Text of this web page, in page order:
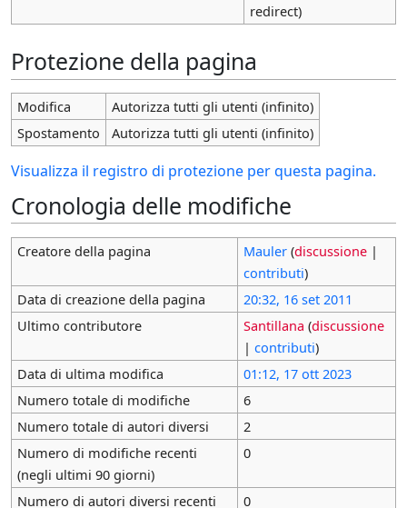
redirect)
Protezione della pagina
Modifica
Autorizza tutti gli utenti (infinito)
Spostamento
Autorizza tutti gli utenti (infinito)
Visualizza il registro di protezione per questa pagina.
Cronologia delle modifiche
Creatore della pagina Mauler (discussione|
contributi)
Data di creazione della pagina
20:32, 16 set 2011
Ultimo contributore
Santillana (discussione
| contributi)
Data di ultima modifica
01:12, 17 ott 2023
Numero totale di modifiche
6
Numero totale di autori diversi
2
Numero di modifiche recenti
(negli ultimi 90 giorni)
0
Numero di autori diversi recenti 0